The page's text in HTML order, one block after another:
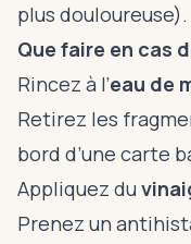
plus douloureuse).
Que faire en cas
Rincez à l’eau de
Retirez les
bord d’une carte
Appliquez du
Prenez un